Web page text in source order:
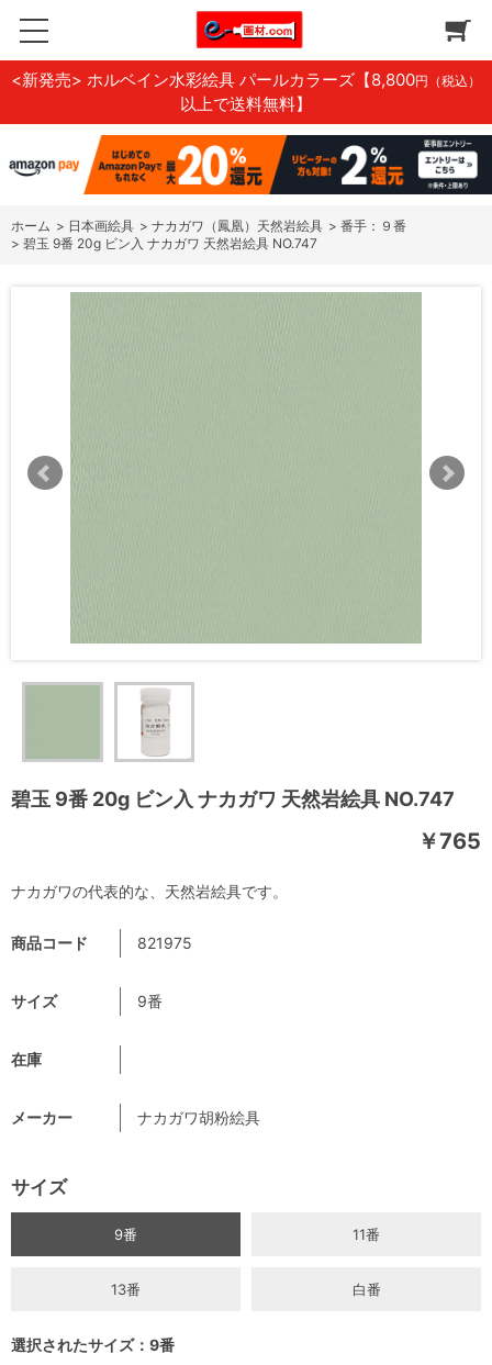
<新発売> ホルベイン水彩絵具 パールカラーズ 【8,800円（税込）
以上で送料無料】
ホーム > 日本画絵具 > ナカガワ（鳳凰）天然岩絵具 > 番手：９番
> 碧玉 9番 20g ビン入 ナカガワ 天然岩絵具 NO.747
碧玉 9番 20g ビン入 ナカガワ 天然岩絵具 NO.747
￥765
商品コード 821975
サイズ 9番
在庫
メーカー ナカガワ胡粉絵具
サイズ
9番 11番
13番 白番
選択されたサイズ：9番
ナカガワの代表的な、天然岩絵具です。